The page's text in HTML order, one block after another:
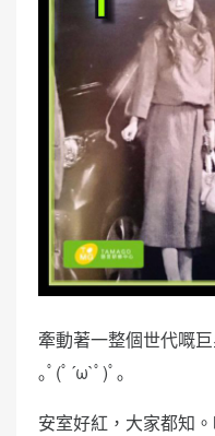
o
牽動著一整個世代嘅
｡ﾟ(ﾟ´ω`ﾟ)ﾟ｡
安室好紅，大家都知